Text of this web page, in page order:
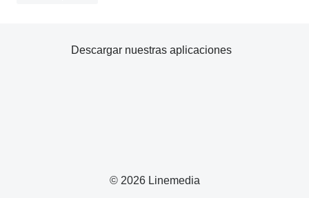
© 2026 Linemedia
Descargar nuestras aplicaciones